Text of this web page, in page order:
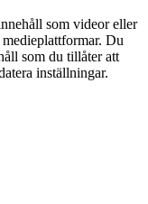
som videor eller
Du
som du tillåter att
inställningar.